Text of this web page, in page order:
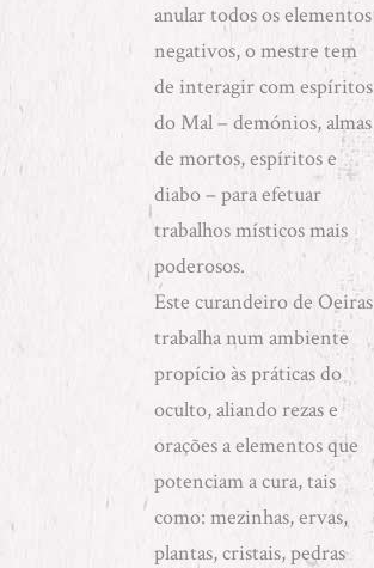
anular todos os elementos
negativos, o mestre tem
de interagir com espíritos
do Mal – demónios, almas
de mortos, espíritos e
diabo – paraefetuar
trabalhos místicosmais
poderosos.
Este curandeiro de Oeiras
trabalha num ambiente
propício às práticas do
oculto, aliando rezas e
orações a elementos que
potenciam a cura, tais
como: mezinhas, ervas,
plantas, cristais, pedras